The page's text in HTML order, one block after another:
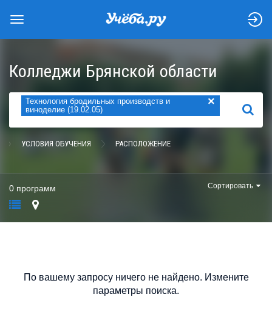
Колледжи Брянской области
Технология бродильных производств и
виноделие (19.02.05)
×
НАЙТИ
УСЛОВИЯ ОБУЧЕНИЯ РАСПОЛОЖЕНИЕ
0 программ Сортировать
По вашему запросу ничего не найдено. Измените
параметры поиска.